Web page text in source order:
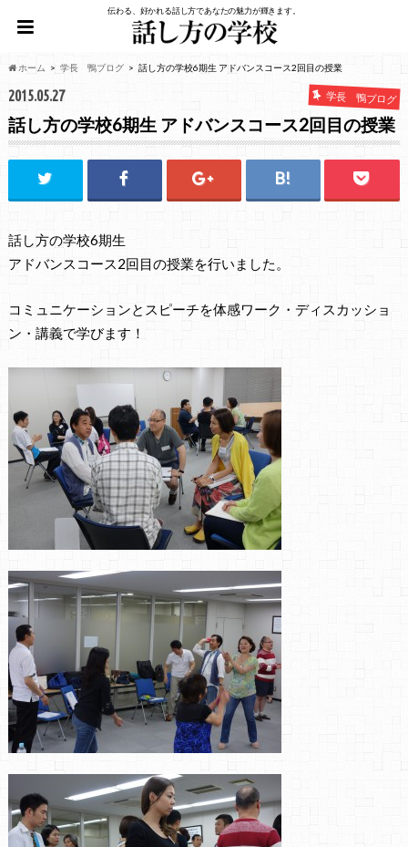
伝わる、好かれる話し方であなたの魅力が輝きます。
ホーム 学長 鴨ブログ 話し方の学校6期生 アドバンスコース2回目の授業
2015.05.27 学長 鴨ブログ
話し方の学校6期生 アドバンスコース2回目の授業
話し方の学校6期生
アドバンスコース2回目の授業を行いました。
コミュニケーションとスピーチを体感ワーク・ディスカッショ
ン・講義で学びます！